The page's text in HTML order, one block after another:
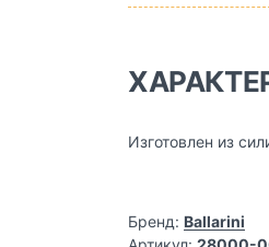
Изготовлен из
Бренд: Ballarini